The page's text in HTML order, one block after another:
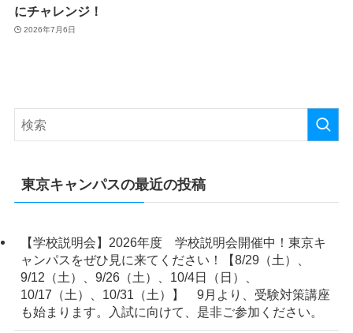
にチャレンジ！
2026年7月6日
東京キャンパスの最近の投稿
【学校説明会】2026年度 学校説明会開催中！東京キ
ャンパスをぜひ見に来てください！【8/29（土）、
9/12（土）、9/26（土）、10/4日（日）、
10/17（土）、10/31（土）】 9月より、受験対策講座
も始まります。入試に向けて、是非ご参加ください。